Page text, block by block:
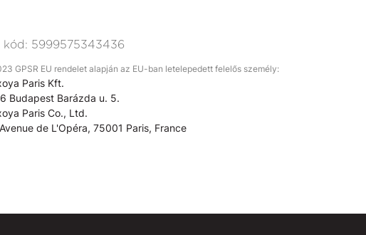
kód: 5999575343436
GPSR EU rendelet alapján az EU-ban letelepedett felelős személy:
Paris Kft.
Budapest Barázda u. 5.
Paris Co., Ltd.
de L'Opéra, 75001 Paris, France